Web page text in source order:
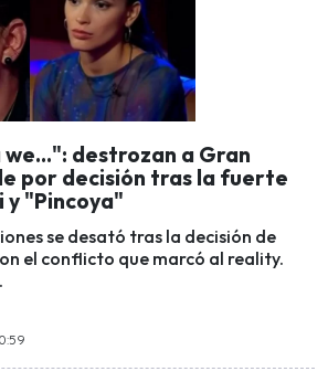
we...": destrozan a Gran
por decisión tras la fuerte
y "Pincoya"
se desató tras la decisión de
el conflicto que marcó al reality.